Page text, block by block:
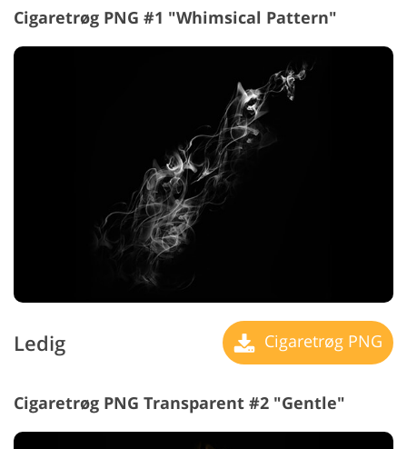
Cigaretrøg PNG #1 "Whimsical Pattern"
Ledig Cigaretrøg PNG
Cigaretrøg PNG Transparent #2 "Gentle"